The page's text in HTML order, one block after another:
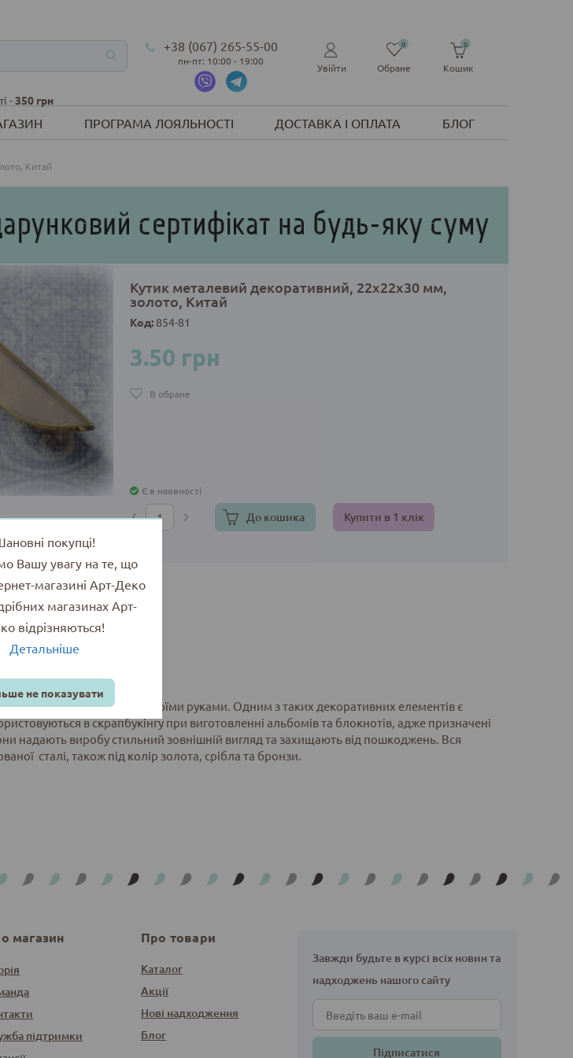
-350 грн
+38 (067) 265-55-00
пн-пт: 10:00 - 19:00
Увійти Обране
0
Кошик
0
ПРОГРАМА ЛОЯЛЬНОСТІ ДОСТАВКА І ОПЛАТА БЛОГ
Китай
Кутик металевий декоративний, 22х22х30 мм,
золото, Китай
Код: 854-81
3.50 грн
В обране
Є в наявності
До кошика Купити в 1 клік
мм, золото
для виробів зроблених своїми руками. Одним з таких декоративних елементів є
в скрапбукінгу при виготовленні альбомів та блокнотів, адже призначені
надають виробу стильний зовнішній вигляд та захищають від пошкоджень. Вся
сталі, також під колір золота, срібла та бронзи.
магазин
підтримки
Про товари
Каталог
Акції
Нові надходження
Блог
Завжди будьте в курсі всіх новин та
надходжень нашого сайту
Підписатися
покупці!
Вашу увагу на те, що
магазині Арт-Деко
магазинах Арт-
відрізняються!
Детальніше
не показувати